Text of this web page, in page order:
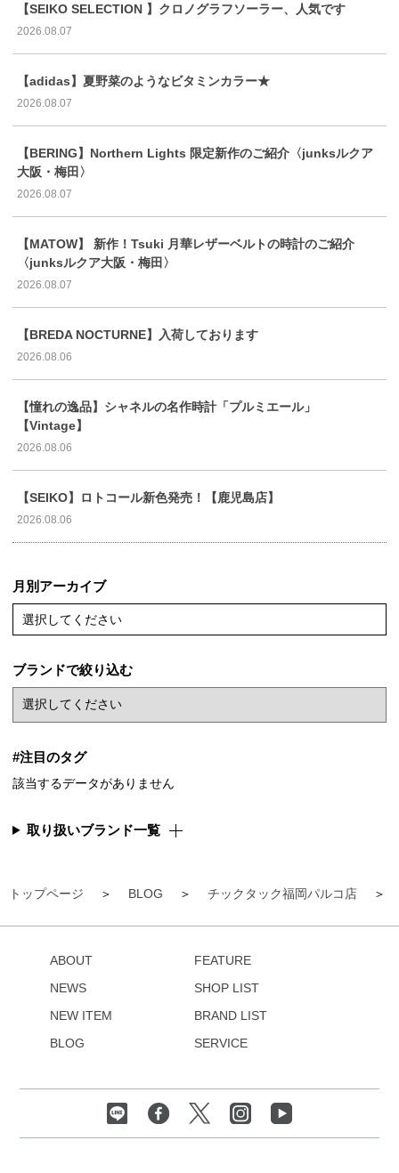
トップページ BLOG チックタック福岡パルコ店
【SEIKO SELECTION 】クロノグラフソーラー、人気です
2026.08.07
【adidas】夏野菜のようなビタミンカラー★
2026.08.07
【BERING】Northern Lights 限定新作のご紹介〈junksルクア
大阪・梅田〉
2026.08.07
【MATOW】 新作！Tsuki 月華レザーベルトの時計のご紹介
〈junksルクア大阪・梅田〉
2026.08.07
【BREDA NOCTURNE】入荷しております
2026.08.06
【憧れの逸品】シャネルの名作時計「プルミエール」
【Vintage】
2026.08.06
【SEIKO】ロトコール新色発売！【鹿児島店】
2026.08.06
月別アーカイブ
選択してください
ブランドで絞り込む
#注目のタグ
該当するデータがありません
取り扱いブランド一覧
ABOUT
NEWS
NEW ITEM
BLOG
FEATURE
SHOP LIST
BRAND LIST
SERVICE